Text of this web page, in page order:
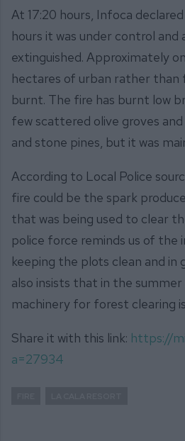
At 17:20 hours, Infoca
hours it was under control and
extinguished. Approximately
hectares of urban rather than
burnt. The fire has burnt low
few scattered olive groves
and stone pines, but it was
According to Local Police
fire could be the spark
that was being used to clear
police force reminds us of the
keeping the plots clean and in
also insists that in the
machinery for forest clearing
Share it with this link: https://
a=27934